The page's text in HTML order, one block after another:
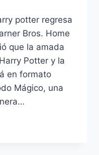
potter regresa
Bros. Home
que la amada
Potter y la
en formato
Mágico, una